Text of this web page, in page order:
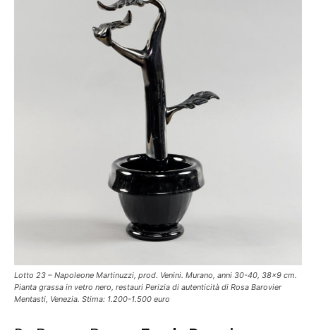
Lotto 23 – Napoleone Martinuzzi, prod. Venini. Murano, anni 30-40, 38×9 cm.
Pianta grassa in vetro nero, restauri Perizia di autenticità di Rosa Barovier
Mentasti, Venezia. Stima: 1.200-1.500 euro